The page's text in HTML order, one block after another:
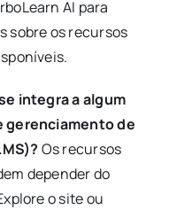
AI para
sobre os recursos
integra a algum
gerenciamento de
Os recursos
depender do
o site ou